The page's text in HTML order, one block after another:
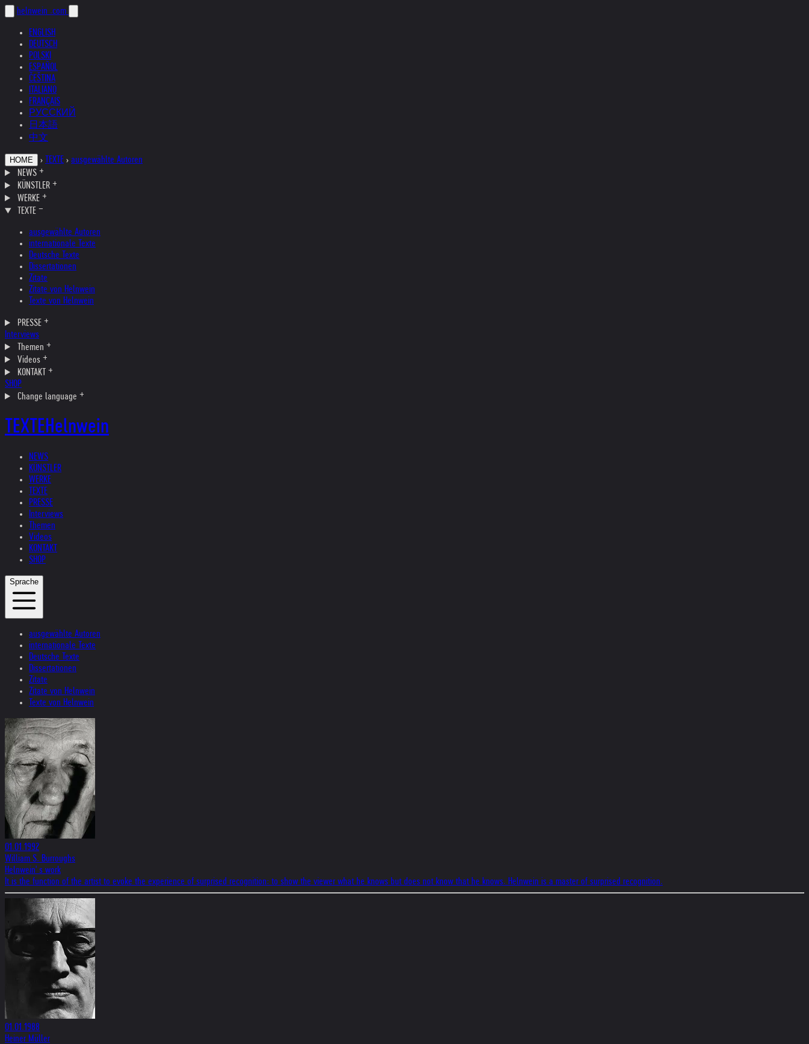
helnwein .com
ENGLISH
DEUTSCH
POLSKI
ESPAÑOL
ČEŠTINA
ITALIANO
FRANÇAIS
РУССКИЙ
日本語
中文
HOME › TEXTE › ausgewählte Autoren
NEWS
KÜNSTLER
WERKE
TEXTE
ausgewählte Autoren
internationale Texte
Deutsche Texte
Dissertationen
Zitate
Zitate von Helnwein
Texte von Helnwein
PRESSE
Interviews
Themen
Videos
KONTAKT
SHOP
Change language
TEXTEHelnwein
NEWS
KÜNSTLER
WERKE
TEXTE
PRESSE
Interviews
Themen
Videos
KONTAKT
SHOP
Sprache
ausgewählte Autoren
internationale Texte
Deutsche Texte
Dissertationen
Zitate
Zitate von Helnwein
Texte von Helnwein
01.01.1992
William S. Burroughs
Helnwein' s work
It is the function of the artist to evoke the experience of surprised recognition: to show the viewer what he knows but does not know that he knows. Helnwein is a master of surprised recognition.
01.01.1988
Heiner Müller